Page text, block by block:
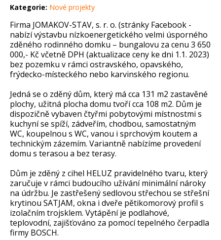
Kategorie: Nové projekty
Firma JOMAKOV-STAV, s. r. o. (stránky Facebook -
nabízí výstavbu nízkoenergetického velmi úsporného
zděného rodinného domku – bungalovu za cenu 3 650
000,- Kč včetně DPH (aktualizace ceny ke dni 1.1. 2023)
bez pozemku v rámci ostravského, opavského,
frýdecko-místeckého nebo karvinského regionu.
Jedná se o zděný dům, který má cca 131 m2 zastavěné
plochy, užitná plocha domu tvoří cca 108 m2. Dům je
dispozičně vybaven čtyřmi pobytovými místnostmi s
kuchyní se spíží, zádveřím, chodbou, samostatným
WC, koupelnou s WC, vanou i sprchovým koutem a
technickým zázemím. Variantně nabízíme provedení
domu s terasou a bez terasy.
Dům je zděný z cihel HELUZ pravidelného tvaru, který
zaručuje v rámci budoucího užívání minimální nároky
na údržbu. Je zastřešený sedlovou střechou se střešní
krytinou SATJAM, okna i dveře pětikomorový profil s
izolačním trojsklem. Vytápění je podlahové,
teplovodní, zajišťováno za pomocí tepelného čerpadla
firmy BOSCH.